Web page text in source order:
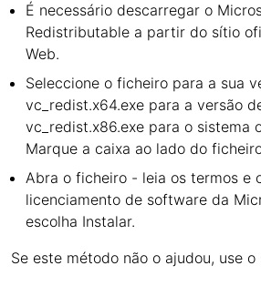
É necessário descarregar o
Redistributable a partir do sítio
Web.
Seleccione o ficheiro para a sua
vc_redist.x64.exe para a versão
vc_redist.x86.exe para o sistema
Marque a caixa ao lado do
Abra o ficheiro - leia os termos e
licenciamento de software da
escolha Instalar.
Se este método não o ajudou, use o